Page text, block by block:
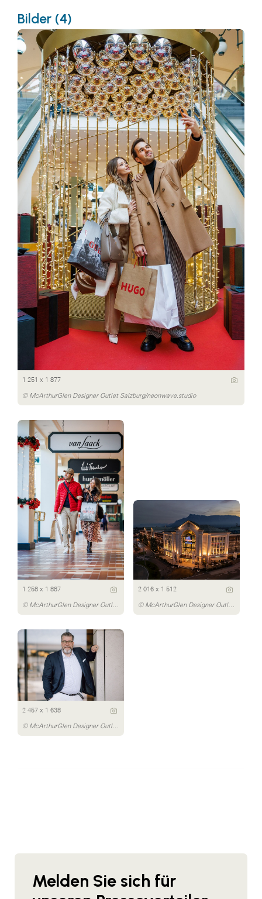
Bilder (4)
1 251 x 1 877
© McArthurGlen Designer Outlet Salzburg/neonwave.studio
1 258 x 1 887
© McArthurGlen Designer Outlet Salzburg/neonwave.studio
2 016 x 1 512
© McArthurGlen Designer Outlet Salzburg/neonwave.studio
2 457 x 1 638
© McArthurGlen Designer Outlet Salzburg/Sabrina Gell
Melden Sie sich für